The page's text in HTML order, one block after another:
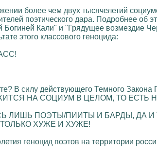
более чем двух тысячелетий
поэтического дара. Подробнее об
Кали" и "Грядущее возмездие
этого классового геноцида:
В силу действующего Темного
НА СОЦИУМ В ЦЕЛОМ, ТО ЕСТЬ
ЛИШЬ ПОЭТЫ/ПИИТЫ И БАРДЫ, ДА И
ХУЖЕ И ХУЖЕ!
геноцид поэтов на территории